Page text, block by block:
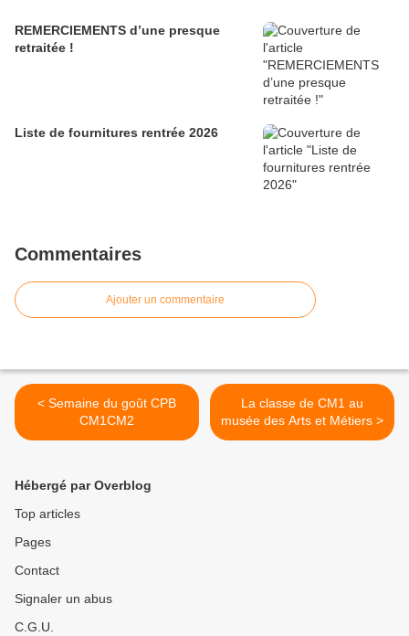
REMERCIEMENTS d’une presque
retraitée !
Liste de fournitures rentrée 2026
Commentaires
Ajouter un commentaire
< Semaine du goût CPB
CM1CM2
La classe de CM1 au
musée des Arts et Métiers >
Hébergé par Overblog
Top articles
Pages
Contact
Signaler un abus
C.G.U.